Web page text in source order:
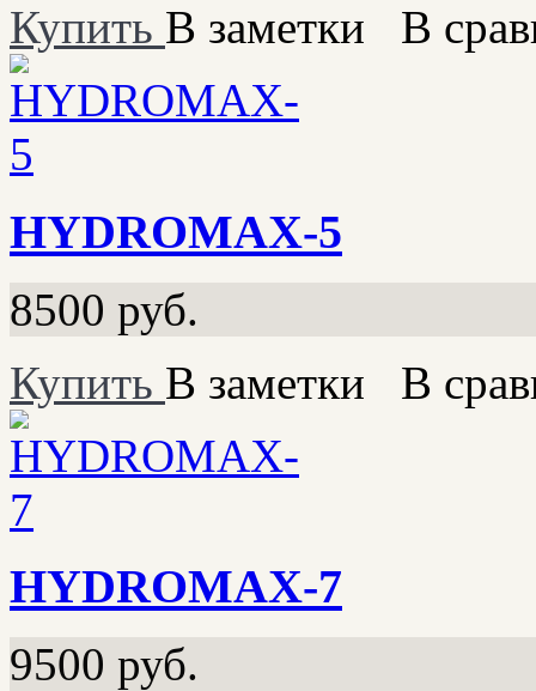
Купить В заметки В
HYDROMAX-5
8500 руб.
Купить В заметки В
HYDROMAX-7
9500 руб.